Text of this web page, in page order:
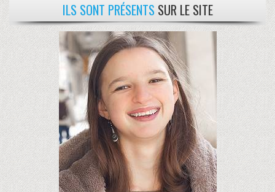
ILS SONT PRÉSENTS SUR LE SITE